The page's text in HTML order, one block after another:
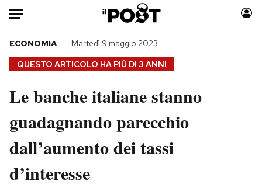
Auto
HOME
Italia
Politica
Tecnologia
Scienza
Moda
Consumismi
Storie/Idee
QUESTO ARTICOLO HA PIÙ DI 3 ANNI
ECONOMIA Martedì 9 maggio 2023
Le banche italiane stanno
guadagnando parecchio
dall’aumento dei tassi
d’interesse